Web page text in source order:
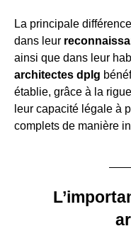
La principale
dans leur
ainsi que dans leur
architectes dplg
établie, grâce à la
leur capacité légale à
complets de manière